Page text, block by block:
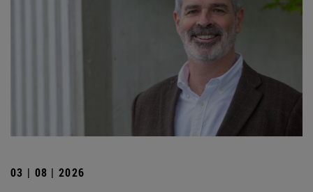
03 | 08 | 2026